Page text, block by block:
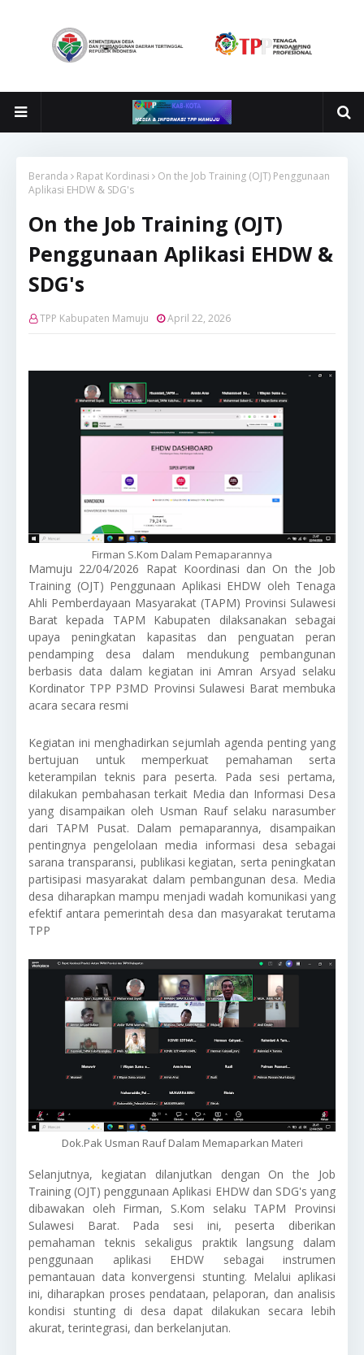
Beranda Rapat Kordinasi
On the Job Training (OJT) Penggunaan
Aplikasi EHDW & SDG's
On the Job Training (OJT)
Penggunaan Aplikasi EHDW &
SDG's
TPP Kabupaten Mamuju April 22, 2026
Firman S.Kom Dalam Pemaparannya
Mamuju 22/04/2026 Rapat Koordinasi dan On the Job
Training (OJT) Penggunaan Aplikasi EHDW oleh Tenaga
Ahli Pemberdayaan Masyarakat (TAPM) Provinsi Sulawesi
Barat kepada TAPM Kabupaten dilaksanakan sebagai
upaya peningkatan kapasitas dan penguatan peran
pendamping desa dalam mendukung pembangunan
berbasis data dalam kegiatan ini Amran Arsyad selaku
Kordinator TPP P3MD Provinsi Sulawesi Barat membuka
acara secara resmi
Kegiatan ini menghadirkan sejumlah agenda penting yang
bertujuan untuk memperkuat pemahaman serta
keterampilan teknis para peserta. Pada sesi pertama,
dilakukan pembahasan terkait Media dan Informasi Desa
yang disampaikan oleh Usman Rauf selaku narasumber
dari TAPM Pusat. Dalam pemaparannya, disampaikan
pentingnya pengelolaan media informasi desa sebagai
sarana transparansi, publikasi kegiatan, serta peningkatan
partisipasi masyarakat dalam pembangunan desa. Media
desa diharapkan mampu menjadi wadah komunikasi yang
efektif antara pemerintah desa dan masyarakat terutama
TPP
Dok.Pak Usman Rauf Dalam Memaparkan Materi
Selanjutnya, kegiatan dilanjutkan dengan On the Job
Training (OJT) penggunaan Aplikasi EHDW dan SDG's yang
dibawakan oleh Firman, S.Kom selaku TAPM Provinsi
Sulawesi Barat. Pada sesi ini, peserta diberikan
pemahaman teknis sekaligus praktik langsung dalam
penggunaan aplikasi EHDW sebagai instrumen
pemantauan data konvergensi stunting. Melalui aplikasi
ini, diharapkan proses pendataan, pelaporan, dan analisis
kondisi stunting di desa dapat dilakukan secara lebih
akurat, terintegrasi, dan berkelanjutan.